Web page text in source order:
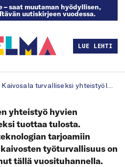
– saat muutaman hyödyllisen,
uutiskirjeen vuodessa.
LUE LEHTI
yhteistyö hyvien
tuottaa tulosta.
tarjoamiin
työturvallisuus on
tällä vuosituhannella.